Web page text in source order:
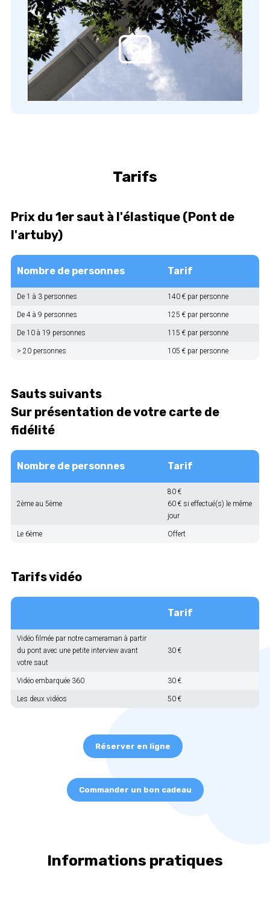
Tarifs
Prix du 1er saut à l'élastique (Pont de
l'artuby)
Nombre de personnes Tarif
De 1 à 3 personnes 140 € par personne
De 4 à 9 personnes 125 € par personne
De 10 à 19 personnes 115 € par personne
> 20 personnes 105 € par personne
Sauts suivants
Sur présentation de votre carte de
fidélité
Nombre de personnes Tarif
2ème au 5ème
80 €
60 € si effectué(s) le même
jour
Le 6ème Offert
Tarifs vidéo
Tarif
Vidéo filmée par notre cameraman à partir
du pont avec une petite interview avant
votre saut
30 €
Vidéo embarquée 360 30 €
Les deux vidéos 50 €
Réserver en ligne
Commander un bon cadeau
Informations pratiques